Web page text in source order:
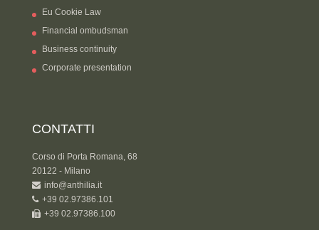
Eu Cookie Law
Financial ombudsman
Business continuity
Corporate presentation
CONTATTI
Corso di Porta Romana, 68
20122 - Milano
info@anthilia.it
+39 02.97386.101
+39 02.97386.100